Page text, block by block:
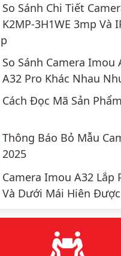
So Sánh Chi Tiết
K2MP-3H1WE 3mp Và
So Sánh Camera Imou
A32 Pro Khác Nhau
Cách Đọc Mã Sản
Thông Báo Bỏ Mẫu
2025
Camera Imou A32 Lắp
Và Dưới Mái Hiên
chúng tôi